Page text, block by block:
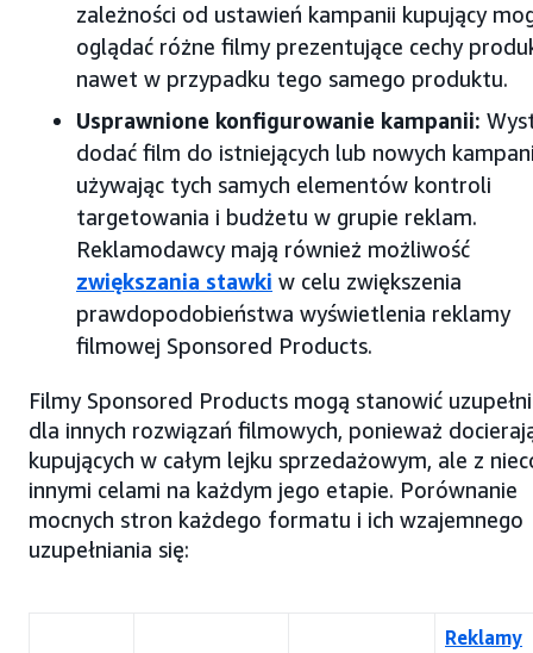
zależności od ustawień kampanii kupujący
oglądać różne filmy prezentujące cechy
nawet w przypadku tego samego produktu.
Usprawnione konfigurowanie kampanii:
dodać film do istniejących lub nowych
używając tych samych elementów kontroli
targetowania i budżetu w grupie reklam.
Reklamodawcy mają również możliwość
zwiększania stawki w celu zwiększenia
prawdopodobieństwa wyświetlenia reklamy
filmowej Sponsored Products.
Filmy Sponsored Products mogą stanowić
dla innych rozwiązań filmowych, ponieważ
kupujących w całym lejku sprzedażowym, ale z
innymi celami na każdym jego etapie. Porównanie
mocnych stron każdego formatu i ich wzajemnego
uzupełniania się:
Reklamy